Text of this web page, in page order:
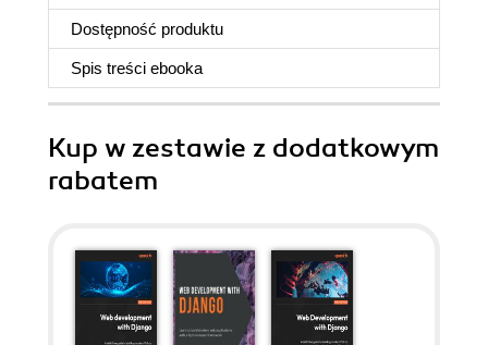
Dostępność produktu
Spis treści ebooka
Kup w zestawie z dodatkowym
rabatem